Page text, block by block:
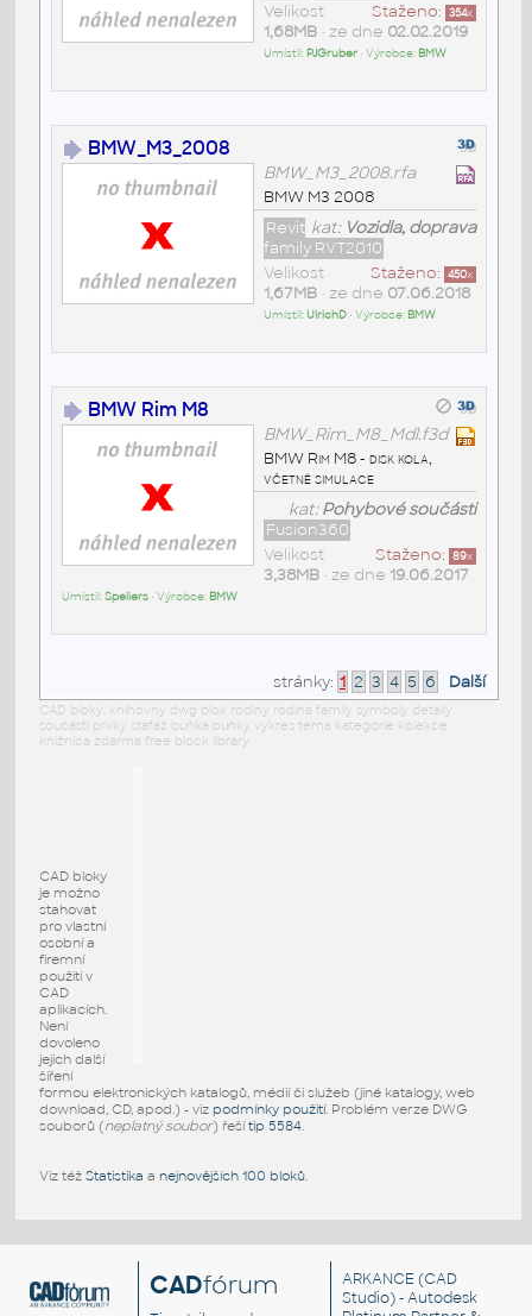
Staženo: 354x
Velikost
1,68MB• ze dne 02.02.2019
Umístil: PJGruber• Výrobce: BMW
BMW_M3_2008
BMW_M3_2008.rfa
BMW M3 2008
kat: Vozidla, doprava
Revit
family RVT2010
Staženo: 450x
Velikost
1,67MB• ze dne 07.06.2018
Umístil:UlrichD• Výrobce: BMW
BMW Rim M8
BMW_Rim_M8_Mdl.f3d
BMW Rim M8 - disk kola,
včetně simulace
kat:Pohybové součásti
Fusion360
Staženo: 89x
Velikost
3,38MB• ze dne 19.06.2017
Umístil:Speliers• Výrobce: BMW
stránky: 1 2 3 4 5 6 Další
CAD bloky: knihovny dwg blok rodiny rodina family symboly detaily
součásti prvky stafáž buňka buňky výkres téma kategorie kolekce
knižnica zdarma free block library
CAD bloky
je možno
stahovat
pro vlastní
osobní a
firemní
použití v
CAD
aplikacích.
Není
dovoleno
jejich další
šíření
formou elektronických katalogů, médií či služeb (jiné katalogy, web
download, CD, apod.) - viz podmínky použití. Problém verze DWG
souborů (neplatný soubor) řešítip 5584.
Viz též Statistika a nejnovějších 100 bloků.
CADfórum ARKANCE (CAD
Studio) - Autodesk